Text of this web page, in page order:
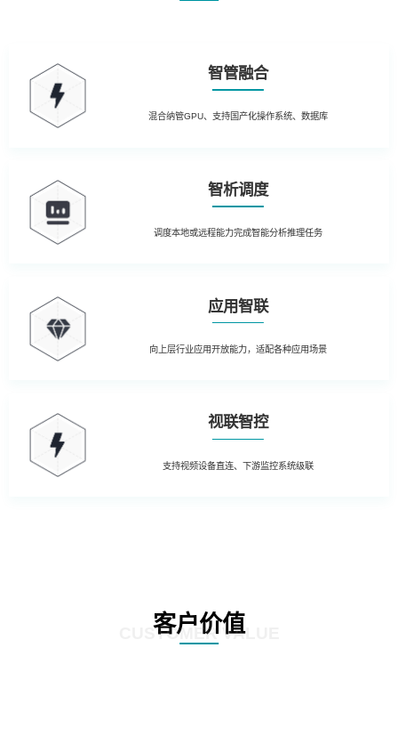
智管融合
混合纳管GPU、支持国产化操作系统、数据库
智析调度
调度本地或远程能力完成智能分析推理任务
应用智联
向上层行业应用开放能力，适配各种应用场景
视联智控
支持视频设备直连、下游监控系统级联
客户价值
CUSTOMER VALUE